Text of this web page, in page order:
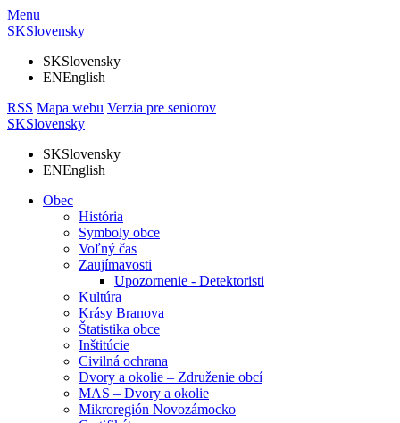
Menu
SKSlovensky
SKSlovensky
ENEnglish
RSS Mapa webu Verzia pre seniorov
SKSlovensky
SKSlovensky
ENEnglish
Obec
História
Symboly obce
Voľný čas
Zaujímavosti
Upozornenie - Detektoristi
Kultúra
Krásy Branova
Štatistika obce
Inštitúcie
Civilná ochrana
Dvory a okolie – Združenie obcí
MAS – Dvory a okolie
Mikroregión Novozámocko